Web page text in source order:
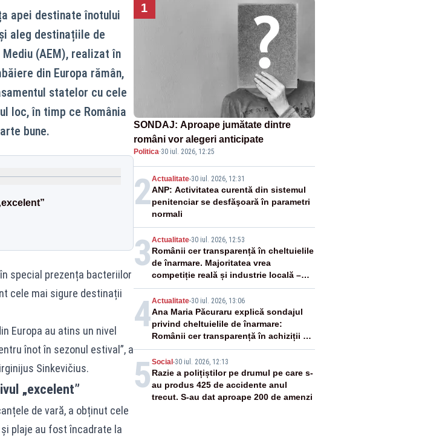
apei destinate înotului
aleg destinațiile de
(AEM), realizat în
din Europa rămân,
statelor cu cele
loc, în timp ce România
bune.
special prezența bacteriilor
cele mai sigure destinații
Europa au atins un nivel
înot în sezonul estival”, a
Sinkevičius.
„excelent”
de vară, a obținut cele
plaje au fost încadrate la
1
SONDAJ: Aproape jumătate dintre
români vor alegeri anticipate
Politica·30 iul. 2026, 12:25
2Actualitate-30 iul. 2026, 12:31
ANP: Activitatea curentă din sistemul
penitenciar se desfăşoară în parametri
normali
3 Actualitate-30 iul. 2026, 12:53
Românii cer transparență în cheltuielile
de înarmare. Majoritatea vrea
competiție reală și industrie locală –
SONDAJ
4Actualitate-30 iul. 2026, 13:06
Ana Maria Păcuraru explică sondajul
privind cheltuielile de înarmare:
Românii cer transparență în achiziții și
un echilibru între partenerii externi
5 Social -30 iul. 2026, 12:13
Razie a polițiștilor pe drumul pe care s-
au produs 425 de accidente anul
trecut. S-au dat aproape 200 de amenzi